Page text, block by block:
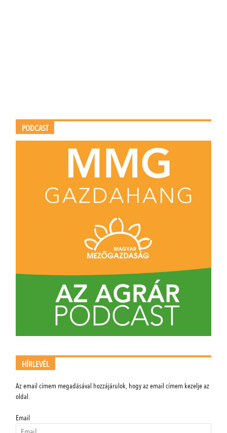
PODCAST
HÍRLEVÉL
Az email címem megadásával hozzájárulok, hogy az email címem kezelje az
oldal.
Email